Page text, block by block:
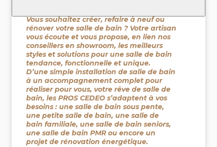
Vous souhaitez créer, refaire à neuf ou
rénover votre salle de bain ? Votre artisan
vous écoute et vous propose, en lien nos
conseillers en showroom, les meilleurs
styles et solutions pour une salle de bain
tendance, fonctionnelle et unique.
D’une simple installation de salle de bain
à un accompagnement complet pour
réaliser pour vous, votre rêve de salle de
bain, les PROS CEDEO s’adaptent à vos
besoins : une salle de bain sous pente,
une petite salle de bain, une salle de
bain familiale, une salle de bain seniors,
une salle de bain PMR ou encore un
projet de rénovation énergétique.